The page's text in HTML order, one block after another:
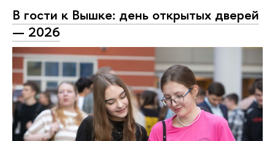
В гости к Вышке: день открытых дверей
— 2026